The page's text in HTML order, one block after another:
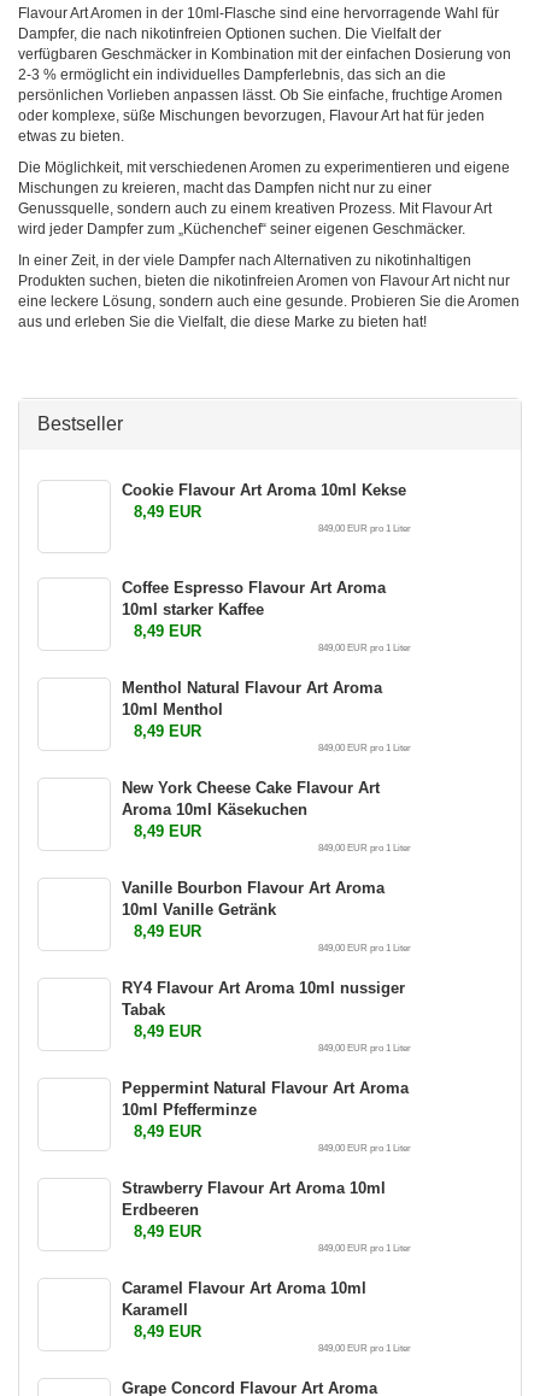
Flavour Art Aromen in der 10ml-Flasche sind eine hervorragende Wahl für
Dampfer, die nach nikotinfreien Optionen suchen. Die Vielfalt der
verfügbaren Geschmäcker in Kombination mit der einfachen Dosierung von
2-3 % ermöglicht ein individuelles Dampferlebnis, das sich an die
persönlichen Vorlieben anpassen lässt. Ob Sie einfache, fruchtige Aromen
oder komplexe, süße Mischungen bevorzugen, Flavour Art hat für jeden
etwas zu bieten.
Die Möglichkeit, mit verschiedenen Aromen zu experimentieren und eigene
Mischungen zu kreieren, macht das Dampfen nicht nur zu einer
Genussquelle, sondern auch zu einem kreativen Prozess. Mit Flavour Art
wird jeder Dampfer zum „Küchenchef“ seiner eigenen Geschmäcker.
In einer Zeit, in der viele Dampfer nach Alternativen zu nikotinhaltigen
Produkten suchen, bieten die nikotinfreien Aromen von Flavour Art nicht nur
eine leckere Lösung, sondern auch eine gesunde. Probieren Sie die Aromen
aus und erleben Sie die Vielfalt, die diese Marke zu bieten hat!
Bestseller
Cookie Flavour Art Aroma 10ml Kekse
8,49 EUR
849,00 EUR pro 1 Liter
Coffee Espresso Flavour Art Aroma
10ml starker Kaffee
8,49 EUR
849,00 EUR pro 1 Liter
Menthol Natural Flavour Art Aroma
10ml Menthol
8,49 EUR
849,00 EUR pro 1 Liter
New York Cheese Cake Flavour Art
Aroma 10ml Käsekuchen
8,49 EUR
849,00 EUR pro 1 Liter
Vanille Bourbon Flavour Art Aroma
10ml Vanille Getränk
8,49 EUR
849,00 EUR pro 1 Liter
RY4 Flavour Art Aroma 10ml nussiger
Tabak
8,49 EUR
849,00 EUR pro 1 Liter
Peppermint Natural Flavour Art Aroma
10ml Pfefferminze
8,49 EUR
849,00 EUR pro 1 Liter
Strawberry Flavour Art Aroma 10ml
Erdbeeren
8,49 EUR
849,00 EUR pro 1 Liter
Caramel Flavour Art Aroma 10ml
Karamell
8,49 EUR
849,00 EUR pro 1 Liter
Grape Concord Flavour Art Aroma